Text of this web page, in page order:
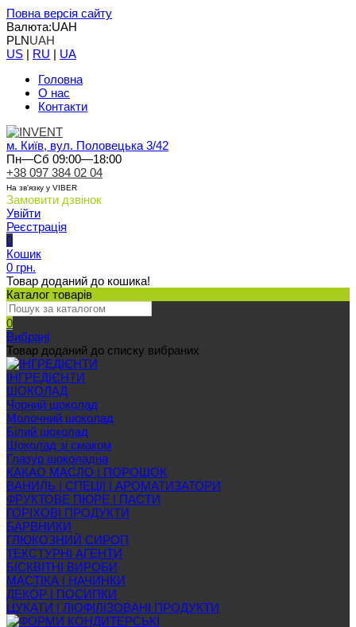
Повна версія сайту
Валюта:UAH
PLNUAH
US | RU | UA
Головна
О нас
Контакти
м. Київ, вул. Половецька 3/42
Пн—Сб 09:00—18:00
+38 097 384 02 04
На зв'язку у VIBER
Замовити дзвінок
Увійти
Реєстрація
0
Кошик
0 грн.
Товар доданий до кошика!
Каталог товарів
0
Вибрані
Товар доданий до списку вибраних
ІНГРЕДІЄНТИ
ШОКОЛАД
Чорний шоколад
Молочний шоколад
Білий шоколад
Шоколад зі смаком
Глазур шоколадна
КАКАО МАСЛО | ПОРОШОК
ВАНИЛЬ | СПЕЦІЇ | АРОМАТИЗАТОРИ
ФРУКТОВЕ ПЮРЕ | ПАСТИ
ГОРІХОВІ ПРОДУКТИ
БАРВНИКИ
ГЛЮКОЗНИЙ СИРОП
ТЕКСТУРНІ АГЕНТИ
БІСКВІТНІ ВИРОБИ
МАСТІКА | НАЧИНКИ
ДЕКОР | ПОСИПКИ
ЦУКАТИ | ЛІОФІЛІЗОВАНІ ПРОДУКТИ